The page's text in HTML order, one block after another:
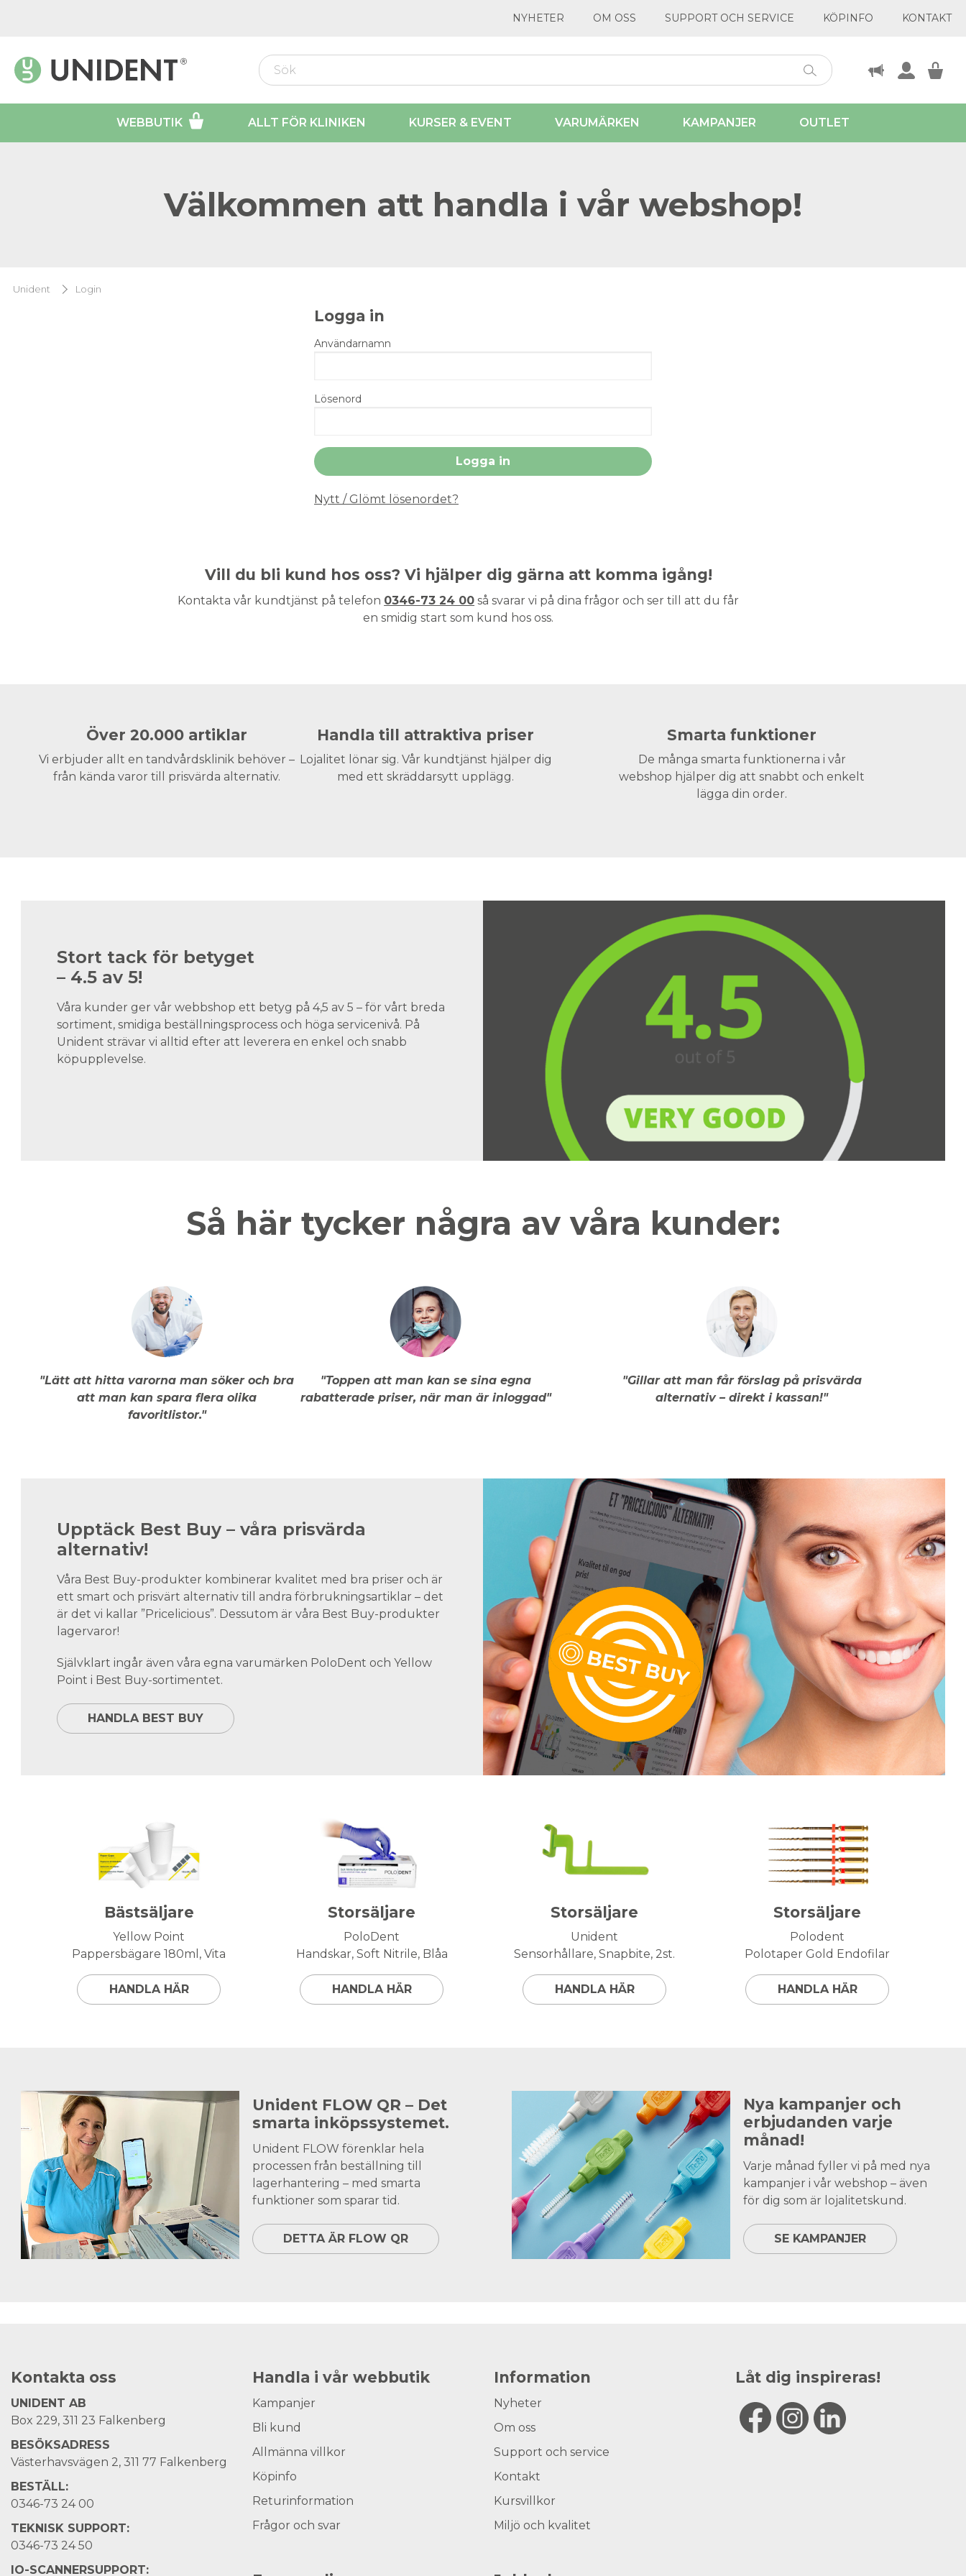
NYHETER OM OSS SUPPORT OCH SERVICE KÖPINFO KONTAKT
WEBBUTIK ALLT FÖR KLINIKEN KURSER & EVENT VARUMÄRKEN KAMPANJER OUTLET
Välkommen att handla i vår webshop!
Unident Login
Logga in
Användarnamn
Lösenord
Nytt / Glömt lösenordet?
Vill du bli kund hos oss? Vi hjälper dig gärna att komma igång!
Kontakta vår kundtjänst på telefon 0346-73 24 00 så svarar vi på dina frågor och ser till att du får
en smidig start som kund hos oss.
Över 20.000 artiklar
Vi erbjuder allt en tandvårdsklinik behöver –
från kända varor till prisvärda alternativ.
Handla till attraktiva priser
Lojalitet lönar sig. Vår kundtjänst hjälper dig
med ett skräddarsytt upplägg.
Smarta funktioner
De många smarta funktionerna i vår
webshop hjälper dig att snabbt och enkelt
lägga din order.
Stort tack för betyget
– 4.5 av 5!
Våra kunder ger vår webbshop ett betyg på 4,5 av 5 – för vårt breda
sortiment, smidiga beställningsprocess och höga servicenivå. På
Unident strävar vi alltid efter att leverera en enkel och snabb
köpupplevelse.
Så här tycker några av våra kunder:
"Lätt att hitta varorna man söker och bra
att man kan spara flera olika
favoritlistor."
"Toppen att man kan se sina egna
rabatterade priser, när man är inloggad"
"Gillar att man får förslag på prisvärda
alternativ – direkt i kassan!"
Upptäck Best Buy – våra prisvärda
alternativ!
Våra Best Buy-produkter kombinerar kvalitet med bra priser och är
ett smart och prisvärt alternativ till andra förbrukningsartiklar – det
är det vi kallar ”Pricelicious”. Dessutom är våra Best Buy-produkter
lagervaror!
Självklart ingår även våra egna varumärken PoloDent och Yellow
Point i Best Buy-sortimentet.
HANDLA BEST BUY
Bästsäljare
Yellow Point
Pappersbägare 180ml, Vita
HANDLA HÄR
Storsäljare
PoloDent
Handskar, Soft Nitrile, Blåa
HANDLA HÄR
Storsäljare
Unident
Sensorhållare, Snapbite, 2st.
HANDLA HÄR
Storsäljare
Polodent
Polotaper Gold Endofilar
HANDLA HÄR
Unident FLOW QR – Det
smarta inköpssystemet.
Unident FLOW förenklar hela
processen från beställning till
lagerhantering – med smarta
funktioner som sparar tid.
DETTA ÄR FLOW QR
Nya kampanjer och
erbjudanden varje
månad!
Varje månad fyller vi på med nya
kampanjer i vår webshop – även
för dig som är lojalitetskund.
SE KAMPANJER
Kontakta oss
UNIDENT AB
Box 229, 311 23 Falkenberg
BESÖKSADRESS
Västerhavsvägen 2, 311 77 Falkenberg
BESTÄLL:
0346-73 24 00
TEKNISK SUPPORT:
0346-73 24 50
IO-SCANNERSUPPORT:
Handla i vår webbutik
Kampanjer
Bli kund
Allmänna villkor
Köpinfo
Returinformation
Frågor och svar
Information
Nyheter
Om oss
Support och service
Kontakt
Kursvillkor
Miljö och kvalitet
Låt dig inspireras!